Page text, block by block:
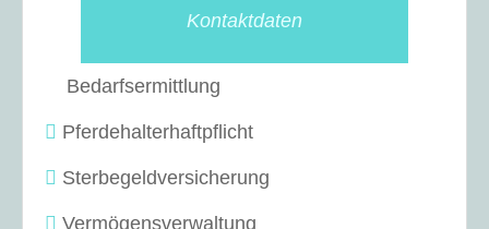
Kontaktdaten
Bedarfsermittlung
Pferdehalterhaftpflicht
Sterbegeldversicherung
Vermögensverwaltung